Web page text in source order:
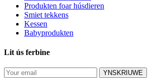
Produkten foar húsdieren
Smiet tekkens
Kessen
Babyprodukten
Lit ús ferbine
YNSKRIUWE